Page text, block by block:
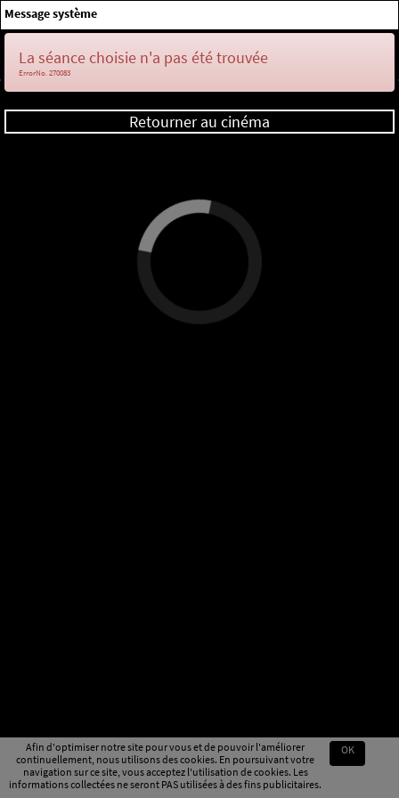
Afin d'optimiser notre site pour vous et de pouvoir l'améliorer
continuellement, nous utilisons des cookies. En poursuivant votre
navigation sur ce site, vous acceptez l'utilisation de cookies. Les
informations collectées ne seront PAS utilisées à des fins publicitaires.
OK
Message système
La séance choisie n'a pas été trouvée
ErrorNo. 270083
Retourner au cinéma